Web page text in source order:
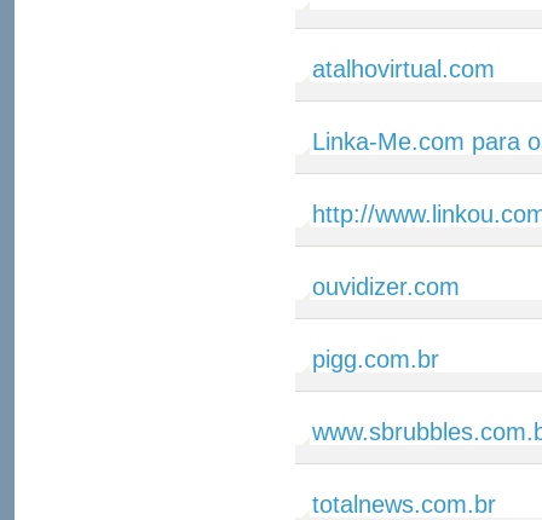
atalhovirtual.com
Linka-Me.com para
http://
ouvidizer.com
pigg.com.br
totalnews.com.br